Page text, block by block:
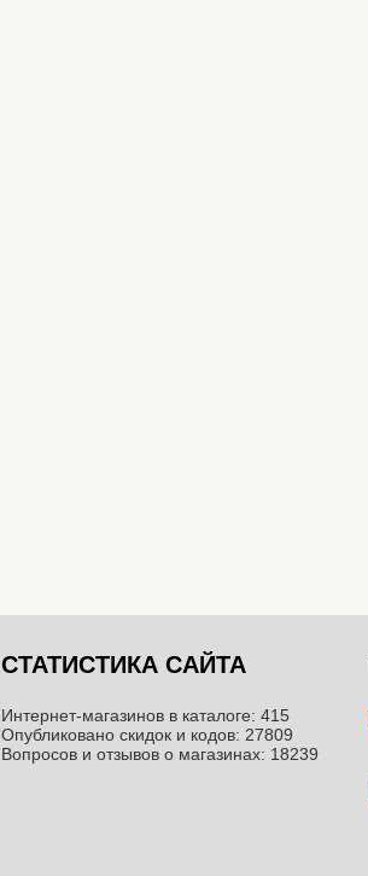
СТАТИСТИКА САЙТА
Интернет-магазинов в каталоге: 415
Опубликовано скидок и кодов: 27809
Вопросов и отзывов о магазинах: 18239